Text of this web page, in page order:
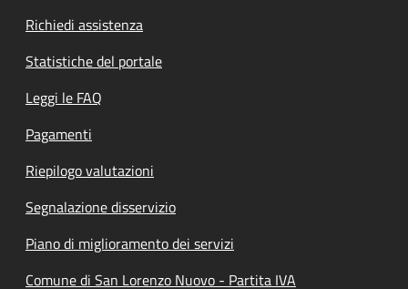
Richiedi assistenza
Statistiche del portale
Leggi le FAQ
Pagamenti
Riepilogo valutazioni
Segnalazione disservizio
Piano di miglioramento dei servizi
Comune di San Lorenzo Nuovo - Partita IVA